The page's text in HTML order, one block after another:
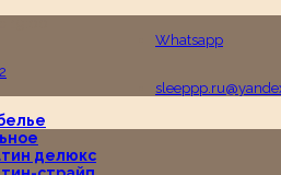
Whatsapp
делюкс